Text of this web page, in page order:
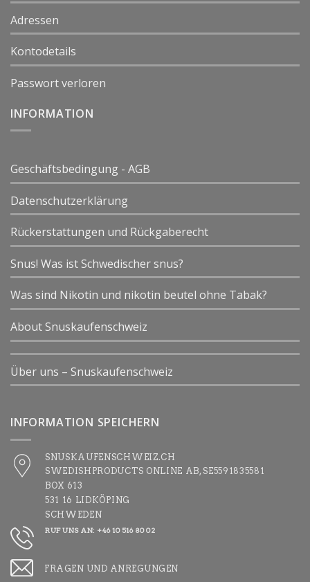
Adressen
Kontodetails
Passwort verloren
INFORMATION
Geschäftsbedingung - AGB
Datenschutzerklärung
Rückerstattungen und Rückgaberecht
Snus! Was ist Schwedischer snus?
Was sind Nikotin und nikotin beutel ohne Tabak?
About Snuskaufenschweiz
Über uns – Snuskaufenschweiz
INFORMATION SPEICHERN
SNUSKAUFENSCHWEIZ.CH
SWEDISHPRODUCTS ONLINE AB, SE5591835581
BOX 613
531 16 LIDKÖPING
SCHWEDEN
RUF UNS AN: +46 10 516 80 02
FRAGEN UND ANREGUNGEN